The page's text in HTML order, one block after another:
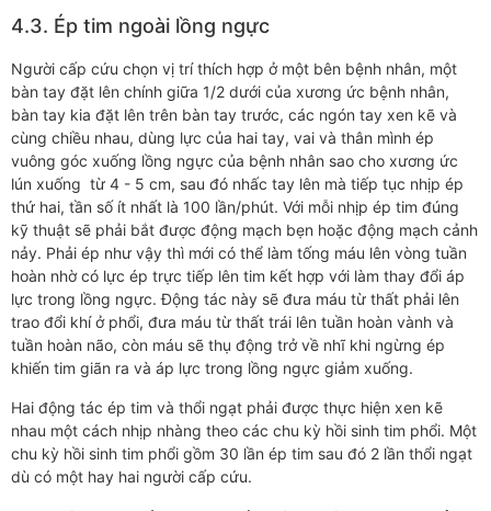
4.3. Ép tim ngoài lồng ngực
Người cấp cứu chọn vị trí thích hợp ở một bên bệnh nhân, một
bàn tay đặt lên chính giữa 1/2 dưới của xương ức bệnh nhân,
bàn tay kia đặt lên trên bàn tay trước, các ngón tay xen kẽ và
cùng chiều nhau, dùng lực của hai tay, vai và thân mình ép
vuông góc xuống lồng ngực của bệnh nhân sao cho xương ức
lún xuống từ 4 - 5 cm, sau đó nhấc tay lên mà tiếp tục nhịp ép
thứ hai, tần số ít nhất là 100 lần/phút. Với mỗi nhịp ép tim đúng
kỹ thuật sẽ phải bắt được động mạch bẹn hoặc động mạch cảnh
nảy. Phải ép như vậy thì mới có thể làm tống máu lên vòng tuần
hoàn nhờ có lực ép trực tiếp lên tim kết hợp với làm thay đổi áp
lực trong lồng ngực. Động tác này sẽ đưa máu từ thất phải lên
trao đổi khí ở phổi, đưa máu từ thất trái lên tuần hoàn vành và
tuần hoàn não, còn máu sẽ thụ động trở về nhĩ khi ngừng ép
khiến tim giãn ra và áp lực trong lồng ngực giảm xuống.
Hai động tác ép tim và thổi ngạt phải được thực hiện xen kẽ
nhau một cách nhịp nhàng theo các chu kỳ hồi sinh tim phổi. Một
chu kỳ hồi sinh tim phổi gồm 30 lần ép tim sau đó 2 lần thổi ngạt
dù có một hay hai người cấp cứu.